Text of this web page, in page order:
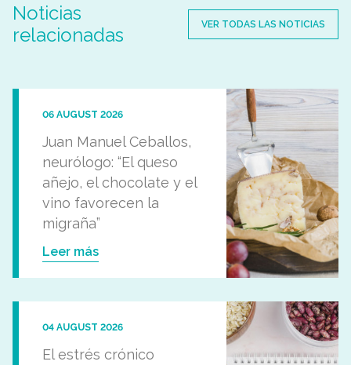
Noticias
relacionadas
VER TODAS LAS NOTICIAS
06 AUGUST 2026
Juan Manuel Ceballos,
neurólogo: “El queso
añejo, el chocolate y el
vino favorecen la
migraña”
Leer más
04 AUGUST 2026
El estrés crónico